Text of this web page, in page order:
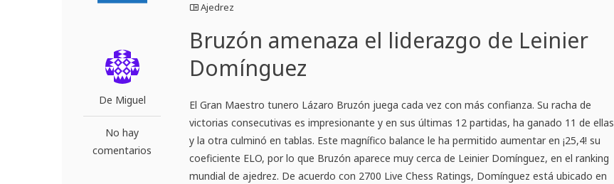
De Miguel
No hay
comentarios
Ajedrez
Bruzón amenaza el liderazgo de Leinier
Domínguez
El Gran Maestro tunero Lázaro Bruzón juega cada vez con más confianza. Su racha de
victorias consecutivas es impresionante y en sus últimas 12 partidas, ha ganado 11 de ellas
y la otra culminó en tablas. Este magnífico balance le ha permitido aumentar en ¡25,4! su
coeficiente ELO, por lo que Bruzón aparece muy cerca de Leinier Domínguez, en el ranking
mundial de ajedrez. De acuerdo con 2700 Live Chess Ratings, Domínguez está ubicado en